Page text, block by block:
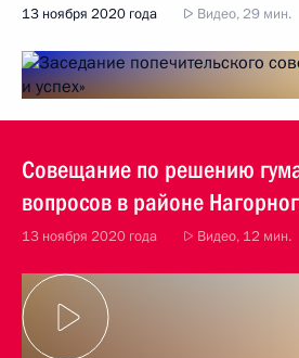
13 ноября 2020 года Видео, 29 мин.
Совещание по решению
вопросов в районе
13 ноября 2020 года Видео, 12 мин.